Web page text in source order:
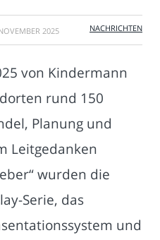
2025 NACHRICHTEN
von Kindermann
rund 150
Planung und
Leitgedanken
wurden die
Serie, das
und